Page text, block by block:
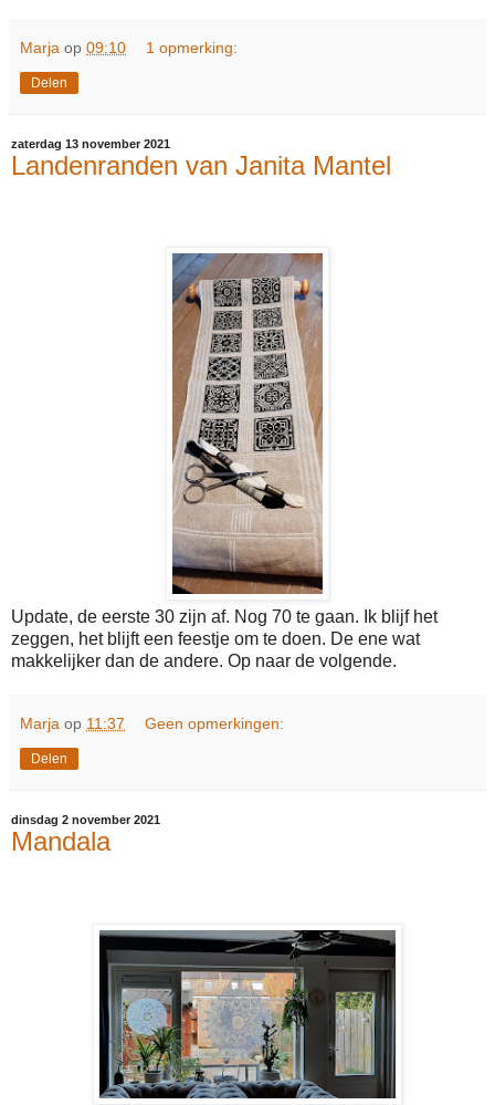
Marja op 09:10 1 opmerking:
Delen
zaterdag 13 november 2021
Landenranden van Janita Mantel
Update, de eerste 30 zijn af. Nog 70 te gaan. Ik blijf het
zeggen, het blijft een feestje om te doen. De ene wat
makkelijker dan de andere. Op naar de volgende.
Marja op 11:37 Geen opmerkingen:
Delen
dinsdag 2 november 2021
Mandala